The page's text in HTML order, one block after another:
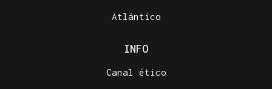
Atlántico
INFO
Canal ético